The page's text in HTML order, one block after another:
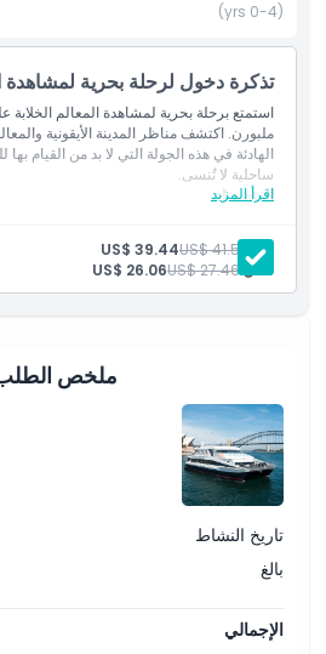
سياسة الأطفال والبالغين
الاستثناءات
غير مناسب لـ
ساعات العمل
سياسة الإلغاء
(0-4 yrs)
تذكرة دخول لرحلة بحرية لمشاهدة
استمتع برحلة بحرية لمشاهدة المعالم
ملبورن. اكتشف مناظر المدينة الأيقونية
الهادئة في هذه الجولة التي لا بد من القيام بها
ساحلية لا تُنسى.
اقرأ المزيد
المتضمنات
بالغ:
US$ 41.55
US$ 39.44
طفل:US$ 27.46
US$ 26.06
ملخص
تاريخ النشاط
بالغ
الإجمالي